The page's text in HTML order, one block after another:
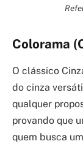
Colorama
O clássico
do cinza
qualquer
provando que
quem busca